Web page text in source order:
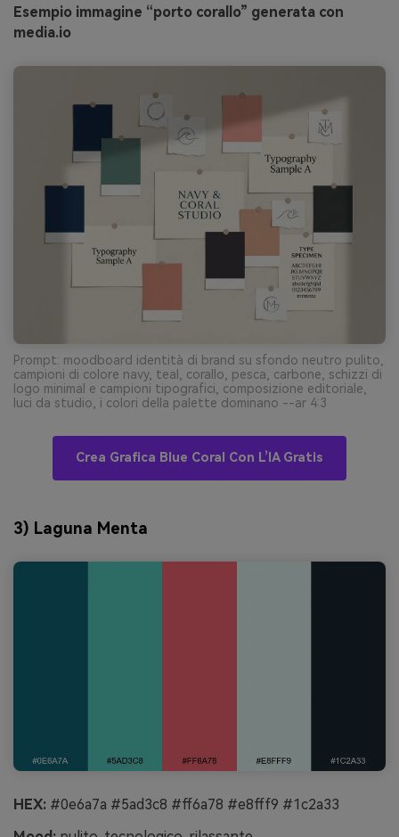
Esempio immagine “porto corallo” generata con
media.io
Prompt: moodboard identità di brand su sfondo neutro pulito,
campioni di colore navy, teal, corallo, pesca, carbone, schizzi di
logo minimal e campioni tipografici, composizione editoriale,
luci da studio, i colori della palette dominano --ar 4:3
Crea Grafica Blue Coral Con L’IA Gratis
3) Laguna Menta
HEX: #0e6a7a #5ad3c8 #ff6a78 #e8fff9 #1c2a33